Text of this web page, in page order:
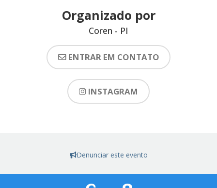
Organizado por
Coren - PI
ENTRAR EM CONTATO
INSTAGRAM
Denunciar este evento